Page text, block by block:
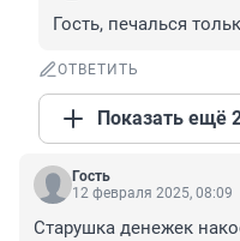
Гость, печалься
ОТВЕТИТЬ
Показать ещё
Гость
12 февраля 2025, 08:09
Старушка денежек